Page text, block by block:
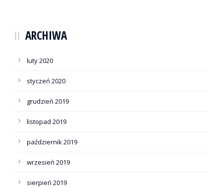
ARCHIWA
luty 2020
styczeń 2020
grudzień 2019
listopad 2019
październik 2019
wrzesień 2019
sierpień 2019